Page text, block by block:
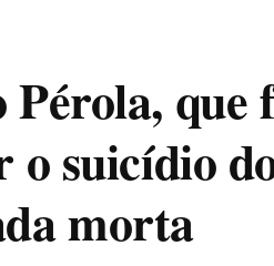
Pérola,
o suicídio
morta